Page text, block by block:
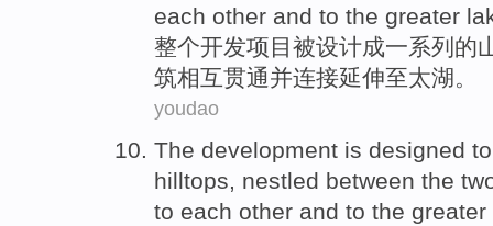
each other and to the greater
整个开发项目被设计成一系列 的
筑相互贯通并连接延伸至太湖。
youdao
The development is designed
hilltops, nestled between the
to each other and to the greater